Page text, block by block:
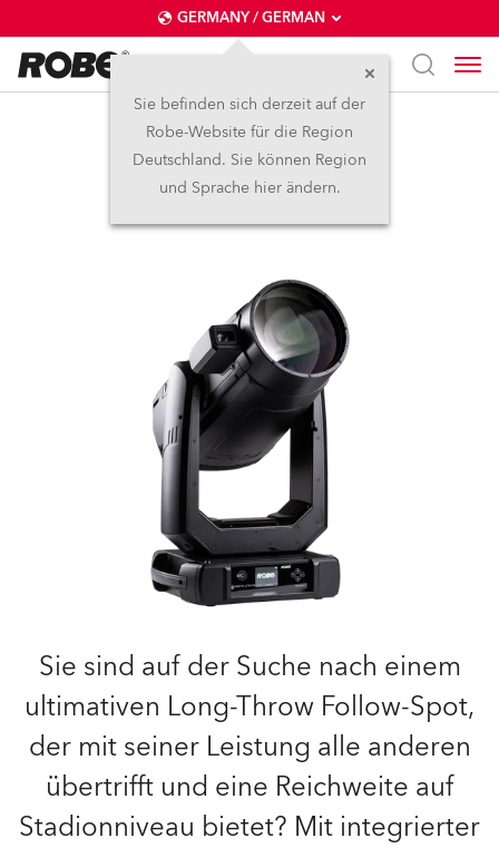
GERMANY / GERMAN
Sie befinden sich derzeit auf der
Robe-Website für die Region
Deutschland. Sie können Region
und Sprache hier ändern.
iFORTE® LTX FS
IP65
Sie sind auf der Suche nach einem
ultimativen Long-Throw Follow-Spot,
der mit seiner Leistung alle anderen
übertrifft und eine Reichweite auf
Stadionniveau bietet? Mit integrierter